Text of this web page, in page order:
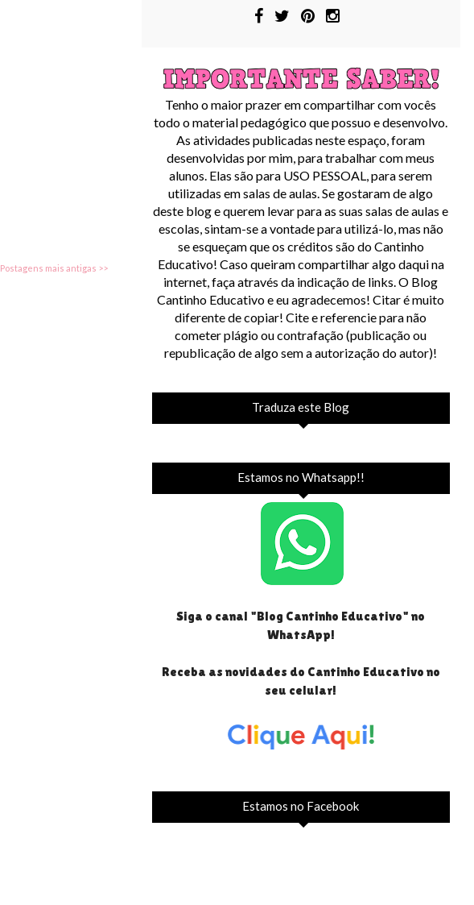
Postagens mais antigas >>
Tenho o maior prazer em compartilhar com vocês
todo o material pedagógico que possuo e desenvolvo.
As atividades publicadas neste espaço, foram
desenvolvidas por mim, para trabalhar com meus
alunos. Elas são para USO PESSOAL, para serem
utilizadas em salas de aulas. Se gostaram de algo
deste blog e querem levar para as suas salas de aulas e
escolas, sintam-se a vontade para utilizá-lo, mas não
se esqueçam que os créditos são do Cantinho
Educativo! Caso queiram compartilhar algo daqui na
internet, faça através da indicação de links. O Blog
Cantinho Educativo e eu agradecemos! Citar é muito
diferente de copiar! Cite e referencie para não
cometer plágio ou contrafação (publicação ou
republicação de algo sem a autorização do autor)!
Traduza este Blog
Estamos no Whatsapp!!
Siga o canal "Blog Cantinho Educativo" no
WhatsApp!
Receba as novidades do Cantinho Educativo no
seu celular!
Estamos no Facebook